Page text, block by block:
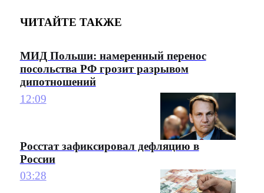
ЧИТАЙТЕ ТАКЖЕ
МИД Польши: намеренный перенос
посольства РФ грозит разрывом
дипотношений
12:09
Росстат зафиксировал дефляцию в
России
03:28